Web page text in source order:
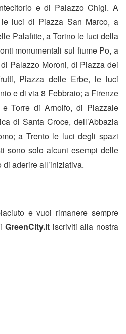
e di Palazzo Chigi. A
luci di Piazza San Marco, a
Palafitte, a Torino le luci della
monumentali sul fiume Po, a
Palazzo Moroni, di Piazza dei
Piazza delle Erbe, le luci
e di via 8 Febbraio; a Firenze
Torre di Arnolfo, di Piazzale
di Santa Croce, dell’Abbazia
a Trento le luci degli spazi
sono solo alcuni esempi delle
aderire all’iniziativa.
e vuoi rimanere sempre
GreenCity.itiscriviti alla nostra